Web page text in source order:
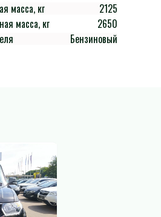
масса, кг
2125
масса, кг
2650
Бензиновый